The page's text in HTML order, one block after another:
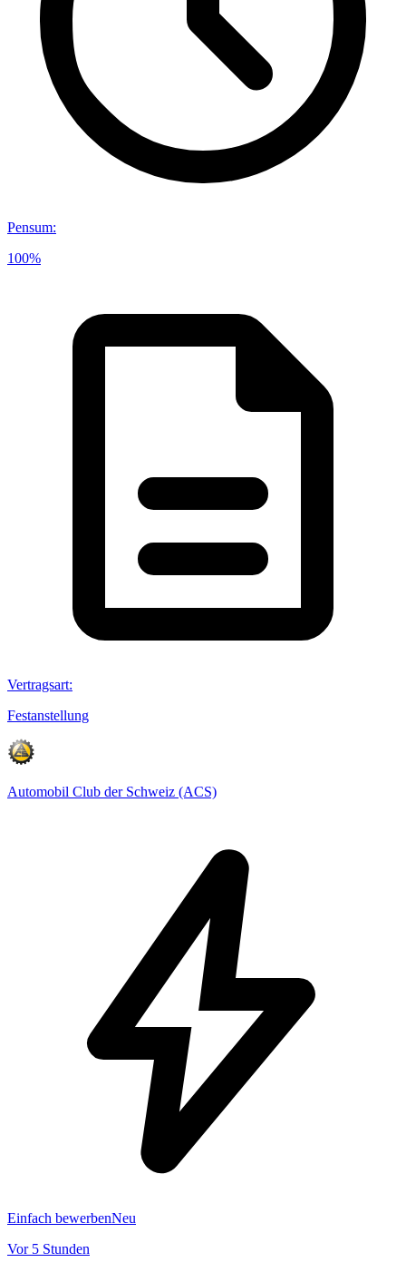
Pensum:
100%
Vertragsart:
Festanstellung
Automobil Club der Schweiz (ACS)
Einfach bewerbenNeu
Vor 5 Stunden